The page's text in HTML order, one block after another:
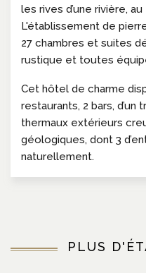
les rives d’une rivière,
L'établissement de
27 chambres et suites
rustique et toutes
Cet hôtel de charme
restaurants, 2 bars, d’un
thermaux extérieurs
géologiques, dont 3
naturellement.
PLUS